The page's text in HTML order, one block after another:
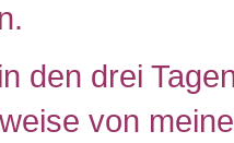
den drei
von